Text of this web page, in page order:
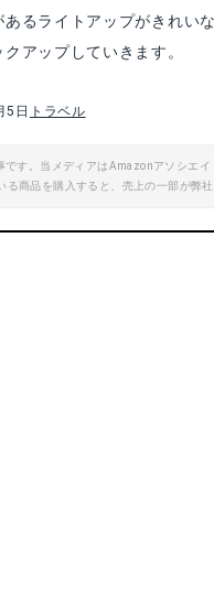
あるライトアップがきれい
アップしていきます。
5日 トラベル
です。当メディアはAmazonアソシエ
る商品を購入すると、売上の一部が弊社